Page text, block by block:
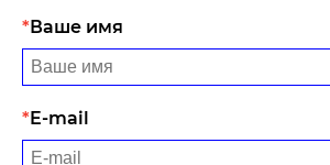
Ваше имя
E-mail